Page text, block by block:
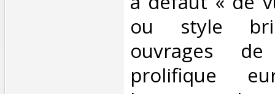
ou style
ouvrages
prolifique